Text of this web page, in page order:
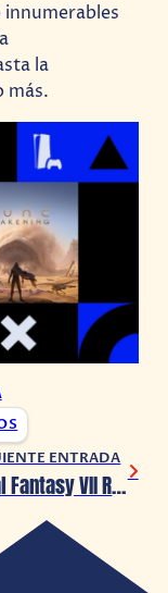
innumerables
la
más.
ENTRADA
Final Fantasy VII Rebirth se estrena hoy en Nintendo Switch 2 y Xbox Series X|S